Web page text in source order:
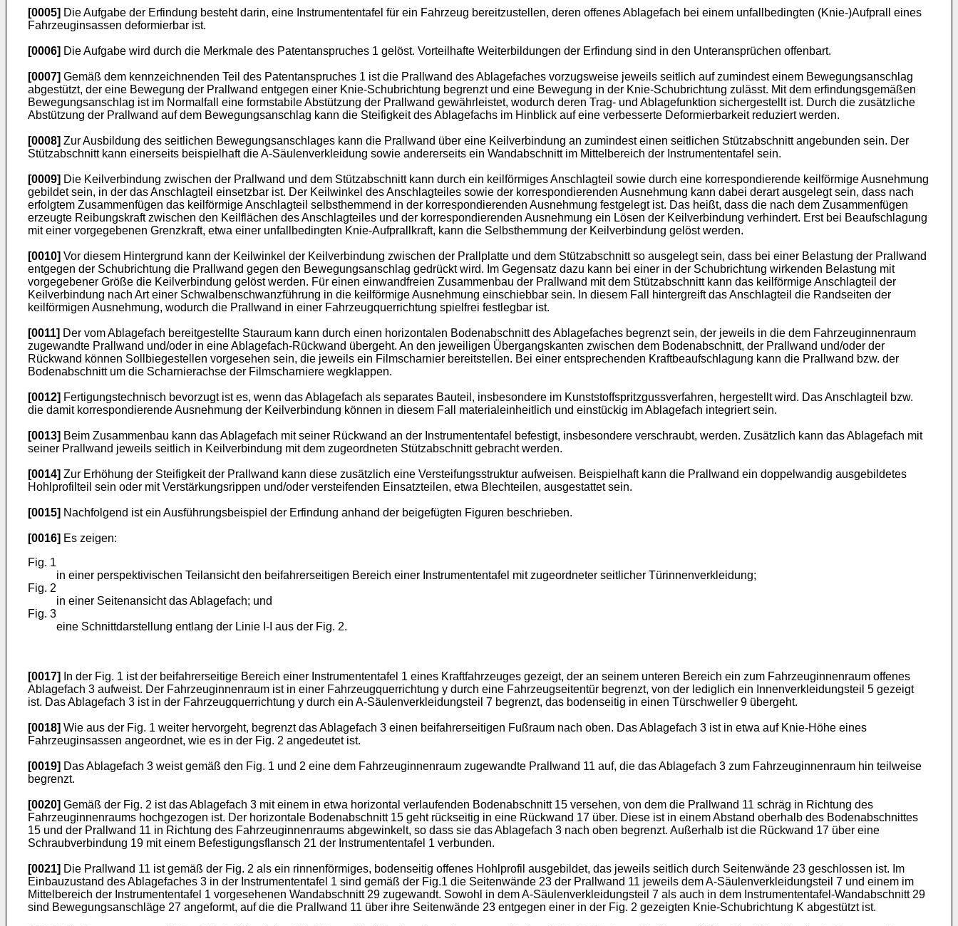
[0005] Die Aufgabe der Erfindung besteht darin, eine Instrumententafel für ein Fahrzeug bereitzustellen, deren offenes Ablagefach bei einem unfallbedingten (Knie-)Aufprall eines
Fahrzeuginsassen deformierbar ist.
[0006] Die Aufgabe wird durch die Merkmale des Patentanspruches 1 gelöst. Vorteilhafte Weiterbildungen der Erfindung sind in den Unteransprüchen offenbart.
[0007] Gemäß dem kennzeichnenden Teil des Patentanspruches 1 ist die Prallwand des Ablagefaches vorzugsweise jeweils seitlich auf zumindest einem Bewegungsanschlag
abgestützt, der eine Bewegung der Prallwand entgegen einer Knie-Schubrichtung begrenzt und eine Bewegung in der Knie-Schubrichtung zulässt. Mit dem erfindungsgemäßen
Bewegungsanschlag ist im Normalfall eine formstabile Abstützung der Prallwand gewährleistet, wodurch deren Trag- und Ablagefunktion sichergestellt ist. Durch die zusätzliche
Abstützung der Prallwand auf dem Bewegungsanschlag kann die Steifigkeit des Ablagefachs im Hinblick auf eine verbesserte Deformierbarkeit reduziert werden.
[0008] Zur Ausbildung des seitlichen Bewegungsanschlages kann die Prallwand über eine Keilverbindung an zumindest einen seitlichen Stützabschnitt angebunden sein. Der
Stützabschnitt kann einerseits beispielhaft die A-Säulenverkleidung sowie andererseits ein Wandabschnitt im Mittelbereich der Instrumententafel sein.
[0009] Die Keilverbindung zwischen der Prallwand und dem Stützabschnitt kann durch ein keilförmiges Anschlagteil sowie durch eine korrespondierende keilförmige Ausnehmung
gebildet sein, in der das Anschlagteil einsetzbar ist. Der Keilwinkel des Anschlagteiles sowie der korrespondierenden Ausnehmung kann dabei derart ausgelegt sein, dass nach
erfolgtem Zusammenfügen das keilförmige Anschlagteil selbsthemmend in der korrespondierenden Ausnehmung festgelegt ist. Das heißt, dass die nach dem Zusammenfügen
erzeugte Reibungskraft zwischen den Keilflächen des Anschlagteiles und der korrespondierenden Ausnehmung ein Lösen der Keilverbindung verhindert. Erst bei Beaufschlagung
mit einer vorgegebenen Grenzkraft, etwa einer unfallbedingten Knie-Aufprallkraft, kann die Selbsthemmung der Keilverbindung gelöst werden.
[0010] Vor diesem Hintergrund kann der Keilwinkel der Keilverbindung zwischen der Prallplatte und dem Stützabschnitt so ausgelegt sein, dass bei einer Belastung der Prallwand
entgegen der Schubrichtung die Prallwand gegen den Bewegungsanschlag gedrückt wird. Im Gegensatz dazu kann bei einer in der Schubrichtung wirkenden Belastung mit
vorgegebener Größe die Keilverbindung gelöst werden. Für einen einwandfreien Zusammenbau der Prallwand mit dem Stützabschnitt kann das keilförmige Anschlagteil der
Keilverbindung nach Art einer Schwalbenschwanzführung in die keilförmige Ausnehmung einschiebbar sein. In diesem Fall hintergreift das Anschlagteil die Randseiten der
keilförmigen Ausnehmung, wodurch die Prallwand in einer Fahrzeugquerrichtung spielfrei festlegbar ist.
[0011] Der vom Ablagefach bereitgestellte Stauraum kann durch einen horizontalen Bodenabschnitt des Ablagefaches begrenzt sein, der jeweils in die dem Fahrzeuginnenraum
zugewandte Prallwand und/oder in eine Ablagefach-Rückwand übergeht. An den jeweiligen Übergangskanten zwischen dem Bodenabschnitt, der Prallwand und/oder der
Rückwand können Sollbiegestellen vorgesehen sein, die jeweils ein Filmscharnier bereitstellen. Bei einer entsprechenden Kraftbeaufschlagung kann die Prallwand bzw. der
Bodenabschnitt um die Scharnierachse der Filmscharniere wegklappen.
[0012] Fertigungstechnisch bevorzugt ist es, wenn das Ablagefach als separates Bauteil, insbesondere im Kunststoffspritzgussverfahren, hergestellt wird. Das Anschlagteil bzw.
die damit korrespondierende Ausnehmung der Keilverbindung können in diesem Fall materialeinheitlich und einstückig im Ablagefach integriert sein.
[0013] Beim Zusammenbau kann das Ablagefach mit seiner Rückwand an der Instrumententafel befestigt, insbesondere verschraubt, werden. Zusätzlich kann das Ablagefach mit
seiner Prallwand jeweils seitlich in Keilverbindung mit dem zugeordneten Stützabschnitt gebracht werden.
[0014] Zur Erhöhung der Steifigkeit der Prallwand kann diese zusätzlich eine Versteifungsstruktur aufweisen. Beispielhaft kann die Prallwand ein doppelwandig ausgebildetes
Hohlprofilteil sein oder mit Verstärkungsrippen und/oder versteifenden Einsatzteilen, etwa Blechteilen, ausgestattet sein.
[0015] Nachfolgend ist ein Ausführungsbeispiel der Erfindung anhand der beigefügten Figuren beschrieben.
[0016] Es zeigen:
Fig. 1
in einer perspektivischen Teilansicht den beifahrerseitigen Bereich einer Instrumententafel mit zugeordneter seitlicher Türinnenverkleidung;
Fig. 2
in einer Seitenansicht das Ablagefach; und
Fig. 3
eine Schnittdarstellung entlang der Linie I-I aus der Fig. 2.
[0017]
In der Fig. 1 ist der beifahrerseitige Bereich einer Instrumententafel 1 eines Kraftfahrzeuges gezeigt, der an seinem unteren Bereich ein zum Fahrzeuginnenraum offenes
Ablagefach 3 aufweist. Der Fahrzeuginnenraum ist in einer Fahrzeugquerrichtung y durch eine Fahrzeugseitentür begrenzt, von der lediglich ein Innenverkleidungsteil 5 gezeigt
ist. Das Ablagefach 3 ist in der Fahrzeugquerrichtung y durch ein A-Säulenverkleidungsteil 7 begrenzt, das bodenseitig in einen Türschweller 9 übergeht.
[0018] Wie aus der Fig. 1 weiter hervorgeht, begrenzt das Ablagefach 3 einen beifahrerseitigen Fußraum nach oben. Das Ablagefach 3 ist in etwa auf Knie-Höhe eines
Fahrzeuginsassen angeordnet, wie es in der Fig. 2 angedeutet ist.
[0019] Das Ablagefach 3 weist gemäß den Fig. 1 und 2 eine dem Fahrzeuginnenraum zugewandte Prallwand 11 auf, die das Ablagefach 3 zum Fahrzeuginnenraum hin teilweise
begrenzt.
[0020] Gemäß der Fig. 2 ist das Ablagefach 3 mit einem in etwa horizontal verlaufenden Bodenabschnitt 15 versehen, von dem die Prallwand 11 schräg in Richtung des
Fahrzeuginnenraums hochgezogen ist. Der horizontale Bodenabschnitt 15 geht rückseitig in eine Rückwand 17 über. Diese ist in einem Abstand oberhalb des Bodenabschnittes
15 und der Prallwand 11 in Richtung des Fahrzeuginnenraums abgewinkelt, so dass sie das Ablagefach 3 nach oben begrenzt. Außerhalb ist die Rückwand 17 über eine
Schraubverbindung 19 mit einem Befestigungsflansch 21 der Instrumententafel 1 verbunden.
[0021] Die Prallwand 11 ist gemäß der Fig. 2 als ein rinnenförmiges, bodenseitig offenes Hohlprofil ausgebildet, das jeweils seitlich durch Seitenwände 23 geschlossen ist. Im
Einbauzustand des Ablagefaches 3 in der Instrumententafel 1 sind gemäß der Fig.1 die Seitenwände 23 der Prallwand 11 jeweils dem A-Säulenverkleidungsteil 7 und einem im
Mittelbereich der Instrumententafel 1 vorgesehenen Wandabschnitt 29 zugewandt. Sowohl in dem A-Säulenverkleidungsteil 7 als auch in dem Instrumententafel-Wandabschnitt 29
sind Bewegungsanschläge 27 angeformt, auf die die Prallwand 11 über ihre Seitenwände 23 entgegen einer in der Fig. 2 gezeigten Knie-Schubrichtung K abgestützt ist.